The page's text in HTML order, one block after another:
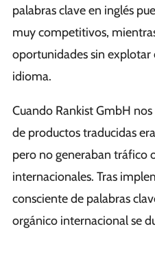
palabras clave en inglés
muy competitivos,
oportunidades sin explotar
idioma.
Cuando Rankist GmbH
de productos traducidas
pero no generaban tráfico
internacionales. Tras
consciente de palabras
orgánico internacional se